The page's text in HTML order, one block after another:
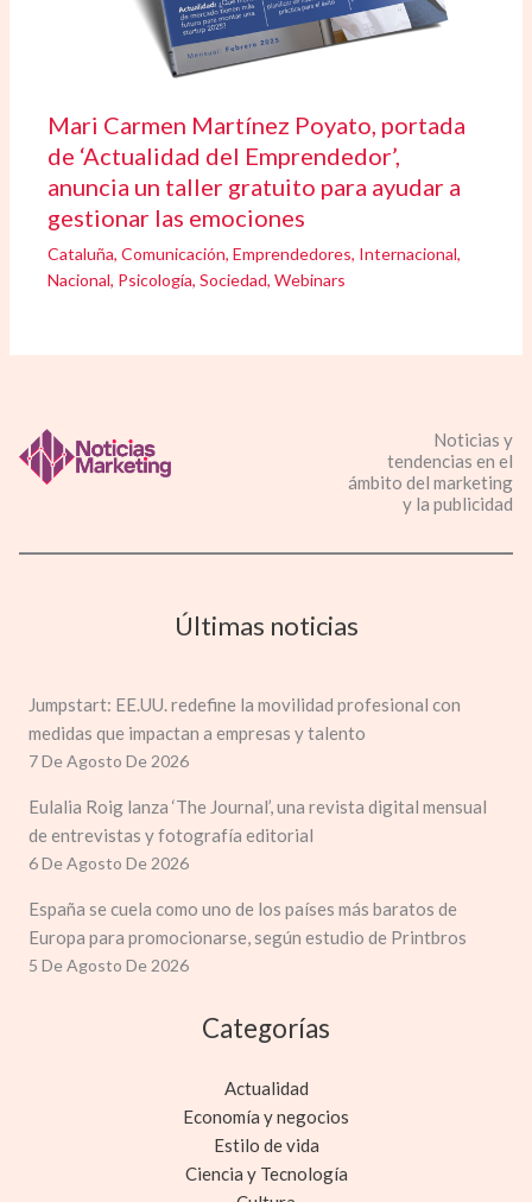
Mari Carmen Martínez Poyato, portada
de ‘Actualidad del Emprendedor’,
anuncia un taller gratuito para ayudar a
gestionar las emociones
Cataluña,Comunicación,Emprendedores, Internacional,
Nacional, Psicología,Sociedad,Webinars
Noticias y
tendencias en el
ámbito del marketing
y la publicidad
Últimas noticias
Jumpstart: EE.UU. redefine la movilidad profesional con
medidas que impactan a empresas y talento
7 De Agosto De 2026
Eulalia Roig lanza ‘The Journal’, una revista digital mensual
de entrevistas y fotografía editorial
6 De Agosto De 2026
España se cuela como uno de los países más baratos de
Europa para promocionarse, según estudio de Printbros
5 De Agosto De 2026
Categorías
Actualidad
Economía y negocios
Estilo de vida
Ciencia y Tecnología